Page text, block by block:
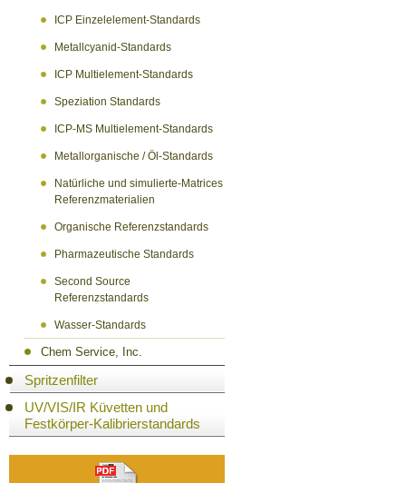
ICP Einzelelement-Standards
Metallcyanid-Standards
ICP Multielement-Standards
Speziation Standards
ICP-MS Multielement-Standards
Metallorganische / Öl-Standards
Natürliche und simulierte-Matrices
Referenzmaterialien
Organische Referenzstandards
Pharmazeutische Standards
Second Source
Referenzstandards
Wasser-Standards
Chem Service, Inc.
Spritzenfilter
UV/VIS/IR Küvetten und
Festkörper-Kalibrierstandards